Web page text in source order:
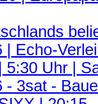
| Echo-
5:30 Uhr |
- 3sat -